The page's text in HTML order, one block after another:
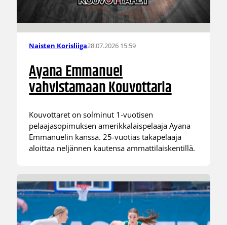
Naisten Korisliiga28.07.2026 15:59
Ayana Emmanuel
vahvistamaan Kouvottaria
Kouvottaret on solminut 1-vuotisen
pelaajasopimuksen amerikkalaispelaaja Ayana
Emmanuelin kanssa. 25-vuotias takapelaaja
aloittaa neljännen kautensa ammattilaiskentillä.